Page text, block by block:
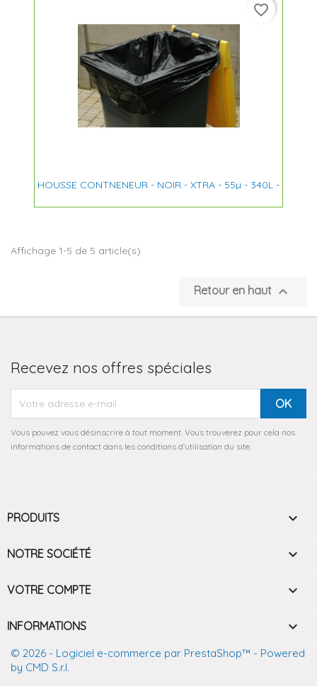
HOUSSE CONTNENEUR - NOIR - XTRA - 55µ - 340L -
favorite_border
Affichage 1-5 de 5 article(s)
Retour en haut 
Recevez nos offres spéciales
Vous pouvez vous désinscrire à tout moment. Vous trouverez pour cela nos
informations de contact dans les conditions d'utilisation du site.
PRODUITS 
NOTRE SOCIÉTÉ 
VOTRE COMPTE 
INFORMATIONS keyboard_arrow_down
© 2026 - Logiciel e-commerce par PrestaShop™ - Powered
by CMD S.r.l.